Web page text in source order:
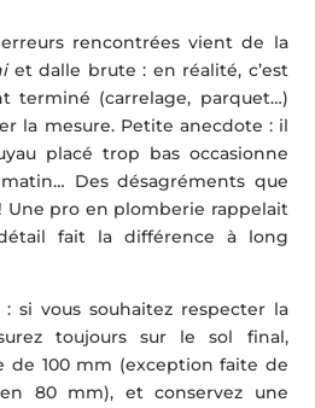
erreurs rencontrées vient de la
et dalle brute : en réalité, c’est
terminé (carrelage, parquet…)
la mesure. Petite anecdote : il
placé trop bas occasionne
Des désagréments que
Une pro en plomberie rappelait
fait la différence à long
si vous souhaitez respecter la
toujours sur le sol final,
de 100 mm (exception faite de
80 mm), et conservez une